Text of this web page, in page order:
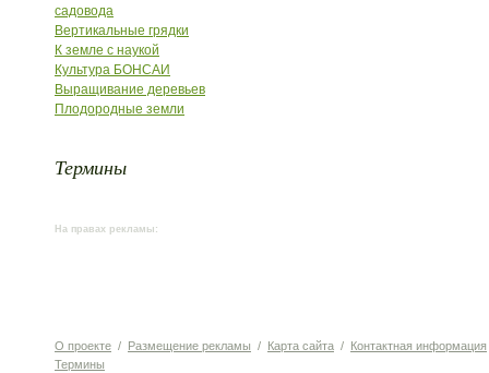
садовода
Вертикальные грядки
К земле с наукой
Культура БОНСАИ
Выращивание деревьев
Плодородные земли
Термины
На правах рекламы:
О проекте / Размещение рекламы / Карта сайта / Контактная информация
Термины